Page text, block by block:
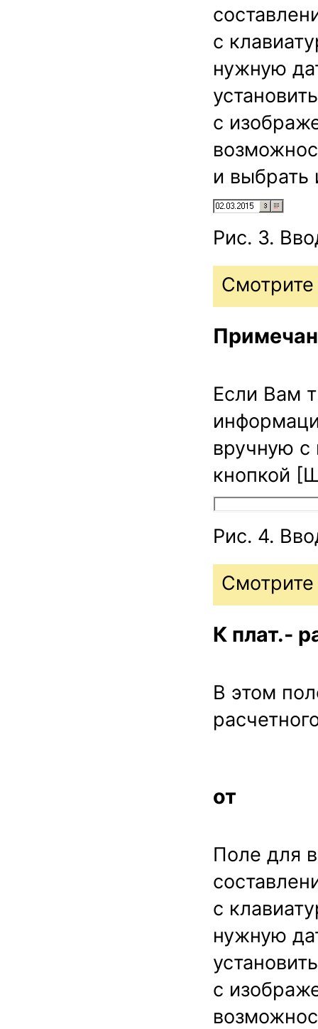
с
нужную
с
и выбрать
Рис. 3.
Если Вам
вручную с
кнопкой
Рис. 4.
К плат.-
В этом
от
Поле для
с
нужную
с